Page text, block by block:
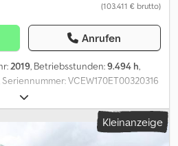
(103.411 € brutto)
Anrufen
2019, Betriebsstunden:9.494 h,
Seriennummer: VCEW170ET00320316
20.100 kg Baujahr: 2019 -
Rückraum- und
Cjdpfsyu Egkex Ab Rerf
Schildabstützung: 2.750 mm breit
Kleinanzeige